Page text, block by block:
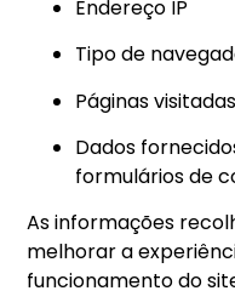
Endereço IP
Tipo de
Páginas
Dados
formulários de
As informações
melhorar a
funcionamento do